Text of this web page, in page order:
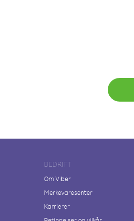
BEDRIFT
Om Viber
Merkevaresenter
Karrierer